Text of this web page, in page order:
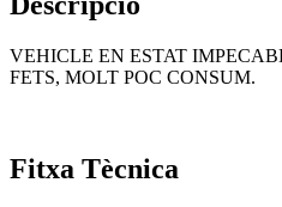
VEHICLE EN ESTAT
FETS, MOLT POC CONSUM.
Fitxa Tècnica